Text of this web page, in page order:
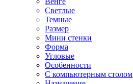
Светлые
Темные
Размер
Мини стенки
Форма
Угловые
Особенности
С компьютерным столом